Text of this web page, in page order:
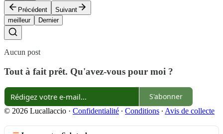
Précédent
Suivant
meilleur
Dernier
Aucun post
Tout à fait prêt. Qu'avez-vous pour moi ?
S'abonner
© 2026 Lucallaccio · Confidentialité ∙ Conditions ∙ Avis de collecte